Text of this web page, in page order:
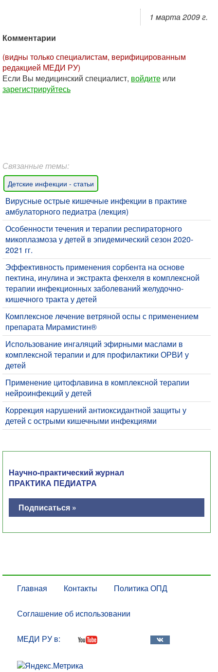
1 марта 2009 г.
Комментарии
(видны только специалистам, верифицированным
редакцией МЕДИ РУ)
Если Вы медицинский специалист, войдите или
зарегистрируйтесь
Связанные темы:
Детские инфекции - статьи
Вирусные острые кишечные инфекции в практике
амбулаторного педиатра (лекция)
​Особенности течения и терапии респираторного
микоплазмоза у детей в эпидемический сезон 2020-
2021 гг.
Эффективность применения сорбента на основе
пектина, инулина и экстракта фенхеля в комплексной
терапии инфекционных заболеваний желудочно-
кишечного тракта у детей
Комплексное лечение ветряной оспы с применением
препарата Мирамистин®
Использование ингаляций эфирными маслами в
комплексной терапии и для профилактики ОРВИ у
детей
Применение цитофлавина в комплексной терапии
нейроинфекций у детей
Коррекция нарушений антиоксидантной защиты у
детей с острыми кишечными инфекциями
Научно-практический журнал
ПРАКТИКА ПЕДИАТРА
Подписаться »
Главная Контакты Политика ОПД
Соглашение об использовании
МЕДИ РУ в: